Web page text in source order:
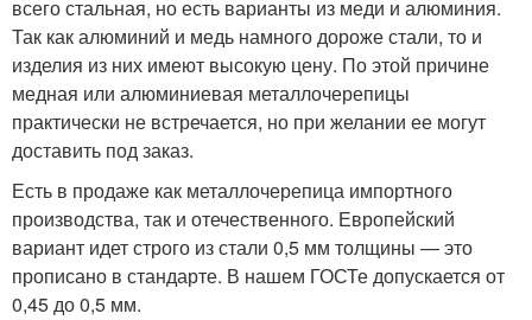
всего стальная, но есть варианты из меди и алюминия.
Так как алюминий и медь намного дороже стали, то и
изделия из них имеют высокую цену. По этой причине
медная или алюминиевая металлочерепицы
практически не встречается, но при желании ее могут
доставить под заказ.
Есть в продаже как металлочерепица импортного
производства, так и отечественного. Европейский
вариант идет строго из стали 0,5 мм толщины — это
прописано в стандарте. В нашем ГОСТе допускается от
0,45 до 0,5 мм.